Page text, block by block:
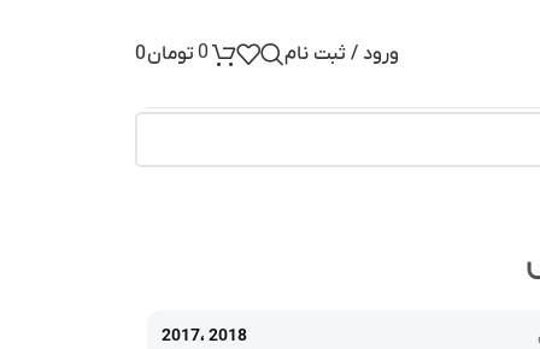
ورود / ثبت نام 0 تومان
2017، 2018